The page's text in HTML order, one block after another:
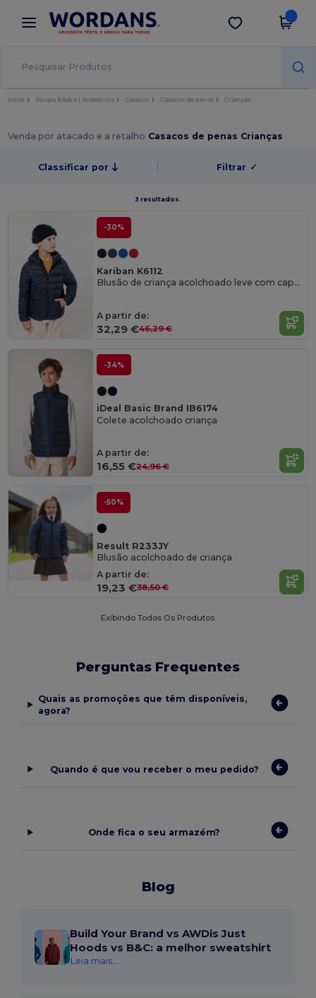
× App Wordans
Melhores preços na app!
Obter app
Início Roupa Básica | Acessórios Casacos Casacos de penas Crianças
Venda por atacado e a retalho Casacos de penas Crianças
Classificar por Filtrar ✓
3 resultados.
-30%
Kariban K6112
Blusão de criança acolchoado leve com capuz
A partir de:
32,29 €46,29 €
-34%
iDeal Basic Brand IB6174
Colete acolchoado criança
A partir de:
16,55 €24,96 €
-50%
Result R233JY
Blusão acolchoado de criança
A partir de:
19,23 €38,50 €
Exibindo Todos Os Produtos.
Perguntas Frequentes
Quais as promoções que têm disponíveis,
agora?
Quando é que vou receber o meu pedido?
Onde fica o seu armazém?
Blog
Build Your Brand vs AWDis Just
Hoods vs B&C: a melhor sweatshirt
Leia mais...